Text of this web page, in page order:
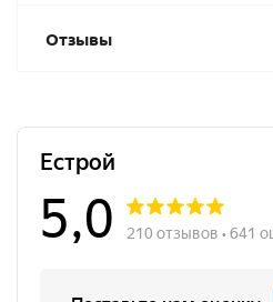
Отзывы